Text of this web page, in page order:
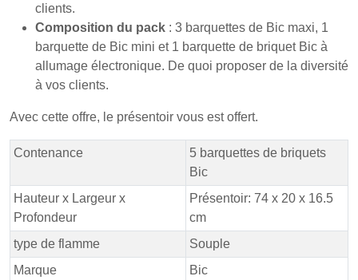
clients.
Composition du pack : 3 barquettes de Bic maxi, 1
barquette de Bic mini et 1 barquette de briquet Bic à
allumage électronique. De quoi proposer de la diversité
à vos clients.
Avec cette offre, le présentoir vous est offert.
Contenance
5 barquettes de briquets
Bic
Hauteur x Largeur x
Profondeur
Présentoir: 74 x 20 x 16.5
cm
type de flamme
Souple
Marque
Bic